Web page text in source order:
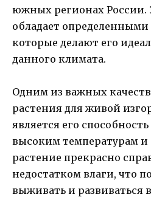
южных регионах России.
обладает
которые делают его
данного климата.
Одним из важных
растения для живой
является его
высоким температурам и
растение прекрасно
недостатком влаги, что
выживать и развиваться